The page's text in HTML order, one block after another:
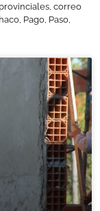
correo
Pago Paso